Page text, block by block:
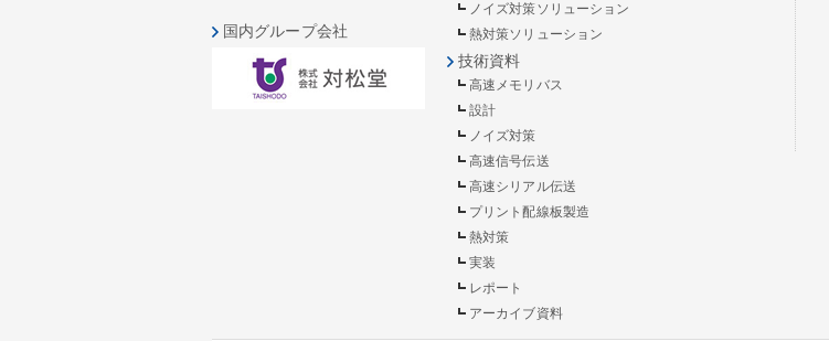
国内グループ会社
ノイズ対策ソリューション
熱対策ソリューション
技術資料
高速メモリバス
設計
ノイズ対策
高速信号伝送
高速シリアル伝送
プリント配線板製造
熱対策
実装
レポート
アーカイブ資料